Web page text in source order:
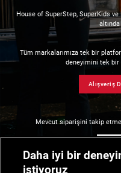
House of SuperStep, SuperKids
Tüm markalarımıza tek bir
deneyimini tek
Alışveriş
Mevcut siparişini takip
Daha iyi bir
istiyoruz